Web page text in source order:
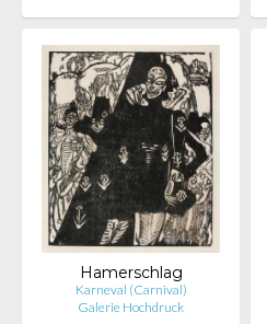
Hamerschlag
Karneval (Carnival)
Galerie Hochdruck